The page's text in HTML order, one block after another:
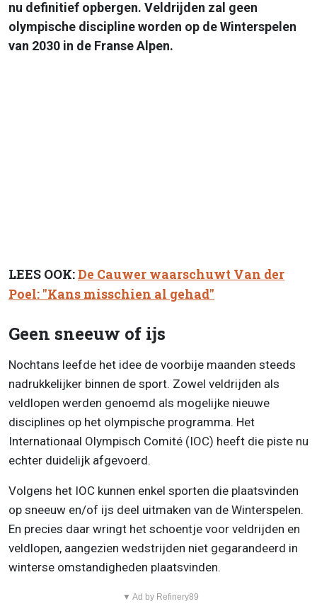
nu definitief opbergen. Veldrijden zal geen
olympische discipline worden op de Winterspelen
van 2030 in de Franse Alpen.
LEES OOK:De Cauwer waarschuwt Van der
Poel: "Kans misschien al gehad"
Geen sneeuw of ijs
Nochtans leefde het idee de voorbije maanden steeds
nadrukkelijker binnen de sport. Zowel veldrijden als
veldlopen werden genoemd als mogelijke nieuwe
disciplines op het olympische programma. Het
Internationaal Olympisch Comité (IOC) heeft die piste nu
echter duidelijk afgevoerd.
Volgens het IOC kunnen enkel sporten die plaatsvinden
op sneeuw en/of ijs deel uitmaken van de Winterspelen.
En precies daar wringt het schoentje voor veldrijden en
veldlopen, aangezien wedstrijden niet gegarandeerd in
winterse omstandigheden plaatsvinden.
▼ Ad by Refinery89